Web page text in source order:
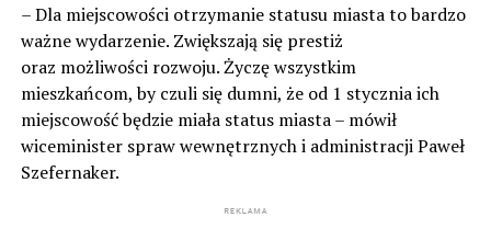
– Dla miejscowości otrzymanie statusu miasta to bardzo
ważne wydarzenie. Zwiększają się prestiż
oraz możliwości rozwoju. Życzę wszystkim
mieszkańcom, by czuli się dumni, że od 1 stycznia ich
miejscowość będzie miała status miasta – mówił
wiceminister spraw wewnętrznych i administracji Paweł
Szefernaker.